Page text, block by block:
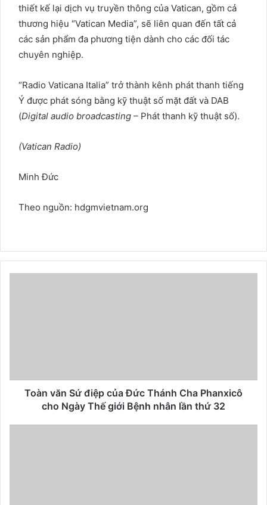
thiết kế lại dịch vụ truyền thông của Vatican, gồm cả
thương hiệu “Vatican Media”, sẽ liên quan đến tất cả
các sản phẩm đa phương tiện dành cho các đối tác
chuyên nghiệp.
“Radio Vaticana Italia” trở thành kênh phát thanh tiếng
Ý được phát sóng bằng kỹ thuật số mặt đất và DAB
(Digital audio broadcasting – Phát thanh kỹ thuật số).
(Vatican Radio)
Minh Đức
Theo nguồn: hdgmvietnam.org
Toàn văn Sứ điệp của Đức Thánh Cha Phanxicô
cho Ngày Thế giới Bệnh nhân lần thứ 32